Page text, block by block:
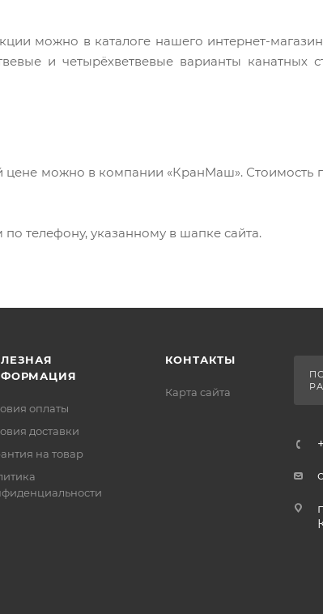
можно в каталоге нашего интернет-
и четырёхветвевые варианты канатных
можно в компании «КранМаш». Стоимость
телефону, указанному в шапке сайта.
оплаты
доставки
на товар
КОНТАКТЫ
Карта сайта